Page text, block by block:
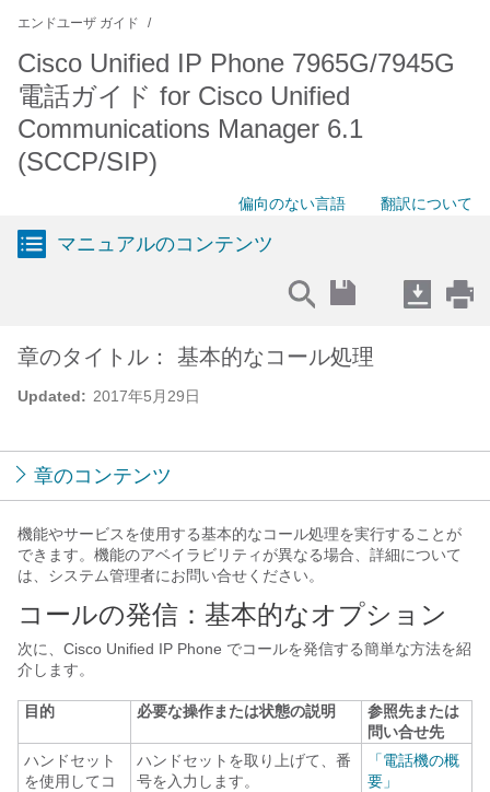
エンドユーザ ガイド
Cisco Unified IP Phone 7965G/7945G
電話ガイド for Cisco Unified
Communications Manager 6.1
(SCCP/SIP)
偏向のない言語 翻訳について
マニュアルのコンテンツ
Updated: 2017年5月29日
章のタイトル： 基本的なコール処理
章のコンテンツ
機能やサービスを使用する基本的なコール処理を実行することが
できます。機能のアベイラビリティが異なる場合、詳細について
は、システム管理者にお問い合せください。
コールの発信：基本的なオプション
次に、Cisco Unified IP Phone でコールを発信する簡単な方法を紹
介します。
目的 必要な操作または状態の説明
参照先または
問い合せ先
ハンドセット
を使用してコ
ハンドセットを取り上げて、番
号を入力します。
「電話機の概
要」